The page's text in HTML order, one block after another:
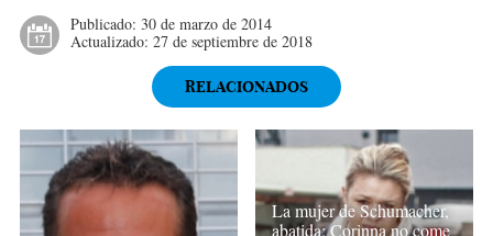
Publicado: 30 de marzo de 2014
Actualizado: 27 de septiembre de 2018
RELACIONADOS
La mujer de Schumacher,
abatida: Corinna no come